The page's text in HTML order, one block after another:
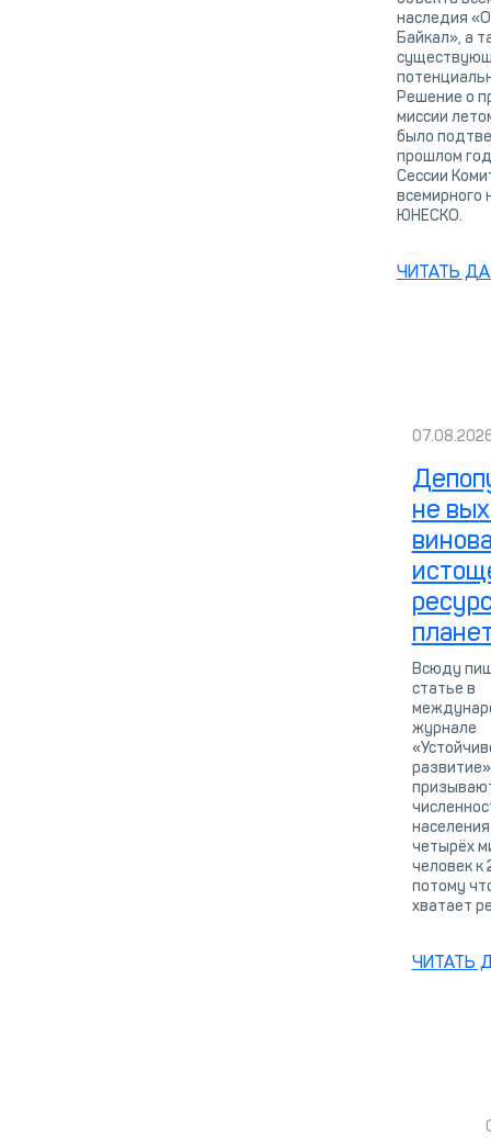
наследия
Байкал», а
Решение о
миссии
было
прошлом
Сессии
всемирного
ЮНЕСКО.
ЧИТАТЬ
не
Всюду
статье в
журнале
четырёх
человек к
потому
хватает
ЧИТАТЬ